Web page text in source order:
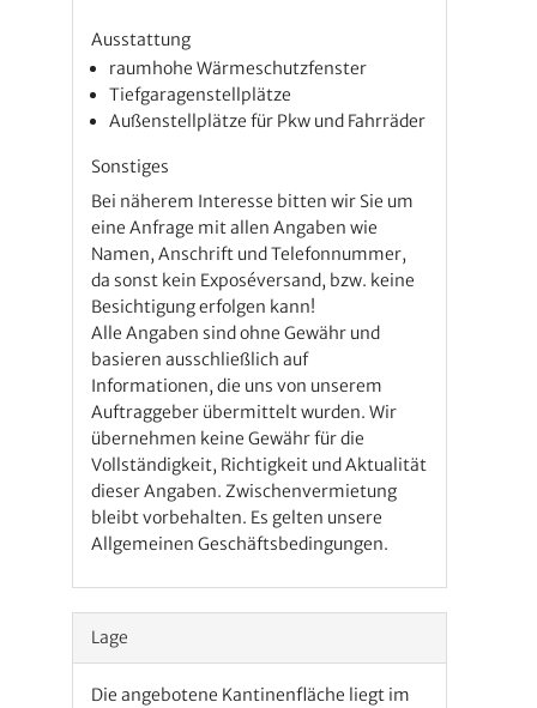
Ausstattung
raumhohe Wärmeschutzfenster
Tiefgaragenstellplätze
Außenstellplätze für Pkw und Fahrräder
Sonstiges
Bei näherem Interesse bitten wir Sie um
eine Anfrage mit allen Angaben wie
Namen, Anschrift und Telefonnummer,
da sonst kein Exposéversand, bzw. keine
Besichtigung erfolgen kann!
Alle Angaben sind ohne Gewähr und
basieren ausschließlich auf
Informationen, die uns von unserem
Auftraggeber übermittelt wurden. Wir
übernehmen keine Gewähr für die
Vollständigkeit, Richtigkeit und Aktualität
dieser Angaben. Zwischenvermietung
bleibt vorbehalten. Es gelten unsere
Allgemeinen Geschäftsbedingungen.
Lage
Die angebotene Kantinenfläche liegt im